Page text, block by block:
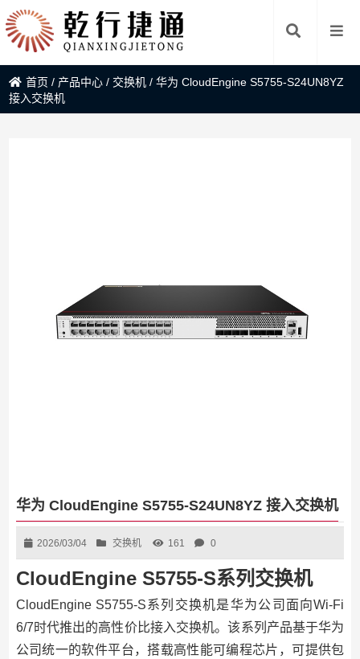
首页 / 产品中心 / 交换机 /华为 CloudEngine S5755-S24UN8YZ
接入交换机
华为 CloudEngine S5755-S24UN8YZ 接入交换机
2026/03/04 交换机 161 0
CloudEngine S5755-S系列交换机
CloudEngine S5755-S系列交换机是华为公司面向Wi-Fi
6/7时代推出的高性价比接入交换机。该系列产品基于华为
公司统一的软件平台，搭载高性能可编程芯片，可提供包